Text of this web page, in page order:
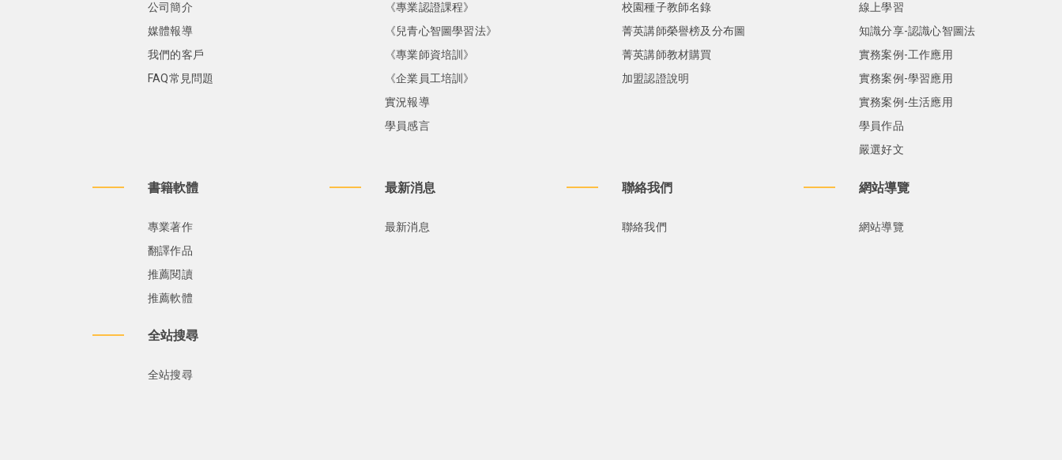
公司簡介
媒體報導
我們的客戶
FAQ常見問題
《專業認證課程》
《兒青心智圖學習法》
《專業師資培訓》
《企業員工培訓》
實況報導
學員感言
校園種子教師名錄
菁英講師榮譽榜及分布圖
菁英講師教材購買
加盟認證說明
線上學習
知識分享-認識心智圖法
實務案例-工作應用
實務案例-學習應用
實務案例-生活應用
學員作品
嚴選好文
書籍軟體
專業著作
翻譯作品
推薦閱讀
推薦軟體
最新消息
最新消息
聯絡我們
聯絡我們
網站導覽
網站導覽
全站搜尋
全站搜尋